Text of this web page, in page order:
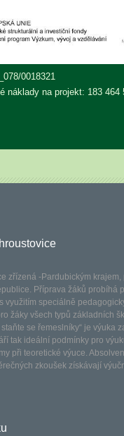
0018321
náklady na projekt: 183 464
zřízená -Pardubickým krajem,
Příprava žáků probíhá
využitím speciálně
žáky všech typů základních
se řemeslníky“ je výuka
tak ideální podmínky pro
při teoretické výuce.
zkoušek získávají